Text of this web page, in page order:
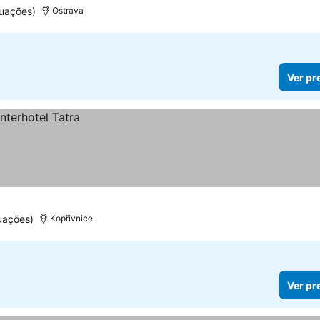
Ostrava
Ver
Kopřivnice
Ver